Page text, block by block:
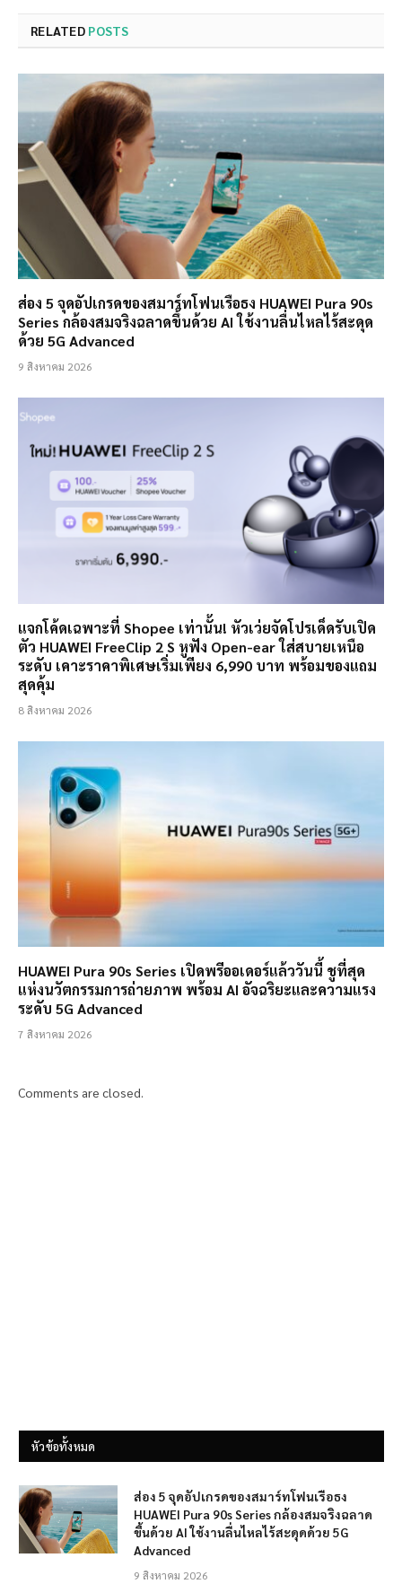
RELATED POSTS
ส่อง 5 จุดอัปเกรดของสมาร์ทโฟนเรือธง HUAWEI Pura 90s
Series กล้องสมจริงฉลาดขึ้นด้วย AI ใช้งานลื่นไหลไร้สะดุด
ด้วย 5G Advanced
9 สิงหาคม 2026
แจกโค้ดเฉพาะที่ Shopee เท่านั้น! หัวเว่ยจัดโปรเด็ดรับเปิด
ตัว HUAWEI FreeClip 2 S หูฟัง Open-ear ใส่สบายเหนือ
ระดับ เคาะราคาพิเศษเริ่มเพียง 6,990 บาท พร้อมของแถม
สุดคุ้ม
8 สิงหาคม 2026
HUAWEI Pura 90s Series เปิดพรีออเดอร์แล้ววันนี้ ชูที่สุด
แห่งนวัตกรรมการถ่ายภาพ พร้อม AI อัจฉริยะและความแรง
ระดับ 5G Advanced
7 สิงหาคม 2026
Comments are closed.
หัวข้อทั้งหมด
ส่อง 5 จุดอัปเกรดของสมาร์ทโฟนเรือธง
HUAWEI Pura 90s Series กล้องสมจริงฉลาด
ขึ้นด้วย AI ใช้งานลื่นไหลไร้สะดุดด้วย 5G
Advanced
9 สิงหาคม 2026